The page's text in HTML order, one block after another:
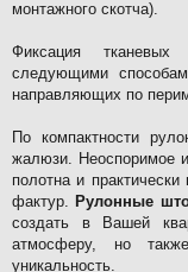
монтажного скотча).
Фиксация
следующими
направляющих по
По компактности
жалюзи. Неоспоримое
полотна и
фактур. Рулонные
создать в Вашей
атмосферу, но
уникальность.